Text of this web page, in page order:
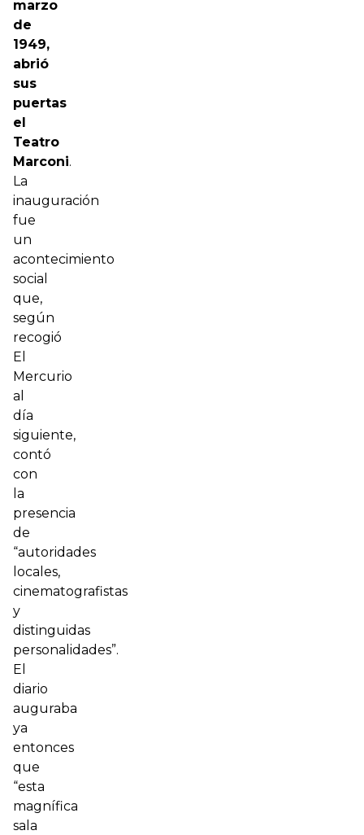
marzo
de
1949,
abrió
sus
puertas
el
Teatro
Marconi.
La
inauguración
fue
un
acontecimiento
social
que,
según
recogió
El
Mercurio
al
día
siguiente,
contó
con
la
presencia
de
“autoridades
locales,
cinematografistas
y
distinguidas
personalidades”.
El
diario
auguraba
ya
entonces
que
“esta
magnífica
sala